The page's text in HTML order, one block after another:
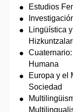
Estudios
Lingüística
Humana
Europa y el
Sociedad